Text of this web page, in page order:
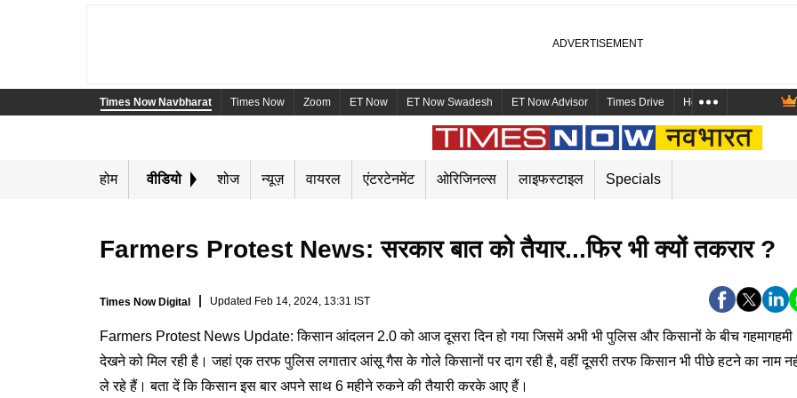
Times Now Navbharat Times Now Zoom ET Now ET Now Swadesh ET Now Advisor Times Drive Health and Me
होम वीडियो शोज न्यूज़ वायरल एंटरटेनमेंट ओरिजिनल्स लाइफस्टाइल Specials
Farmers Protest News: सरकार बात को तैयार...फिर भी क्यों तकरार ?
Times Now Digital Updated Feb 14, 2024, 13:31 IST
Farmers Protest News Update: किसान आंदलन 2.0 को आज दूसरा दिन हो गया जिसमें अभी भी पुलिस और किसानों के बीच गहमागहमी
देखने को मिल रही है। जहां एक तरफ पुलिस लगातार आंसू गैस के गोले किसानों पर दाग रही है, वहीं दूसरी तरफ किसान भी पीछे हटने का नाम
ले रहे हैं। बता दें कि किसान इस बार अपने साथ 6 महीने रुकने की तैयारी करके आए हैं।